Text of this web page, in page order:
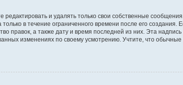
и удалять только свои собственные
в течение ограниченного времени после его создания.
правок, а также дату и время последней из них. Эта
изменениях по своему усмотрению. Учтите, что обычные